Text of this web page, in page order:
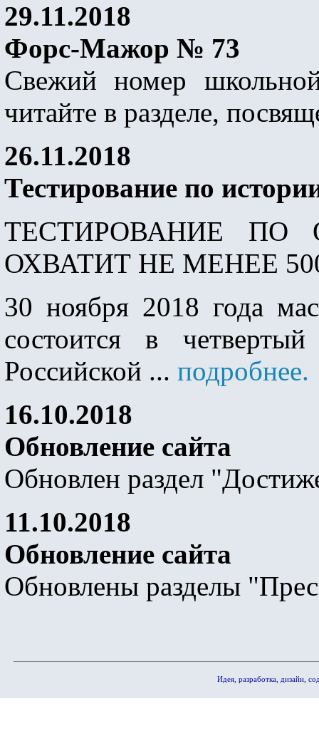
29.11.2018
Форс-Мажор № 73
Свежий номер
читайте в разделе,
26.11.2018
Тестирование по
ТЕСТИРОВАНИЕ ПО
ОХВАТИТ НЕ МЕНЕЕ
30 ноября 2018 года
состоится в
Российской ... подробнее.
16.10.2018
Обновление сайта
Обновлен раздел
11.10.2018
Обновление сайта
Обновлены разделы
Идея, разработка, дизайн,